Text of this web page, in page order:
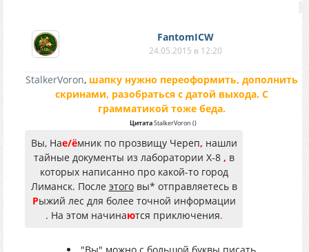
FantomICW
24.05.2015 в 12:20
StalkerVoron,шапку нужно переоформить, дополнить
скринами, разобраться с датой выхода. С
грамматикой тоже беда.
ЦитатаStalkerVoron ()
Вы, Нае/ёмник по прозвищу Череп, нашли
тайные документы из лаборатории Х-8 , в
которых написанно про какой-то город
Лиманск. После этоговы* отправляетесь в
Рыжий лес для более точной информации
. На этом начинаются приключения.